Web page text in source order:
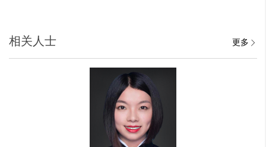
相关人士 更多